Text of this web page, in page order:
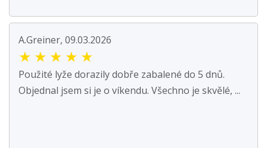
A.Greiner, 09.03.2026
★ ★ ★ ★ ★
Použité lyže dorazily dobře zabalené do 5 dnů.
Objednal jsem si je o víkendu. Všechno je skvělé, ...